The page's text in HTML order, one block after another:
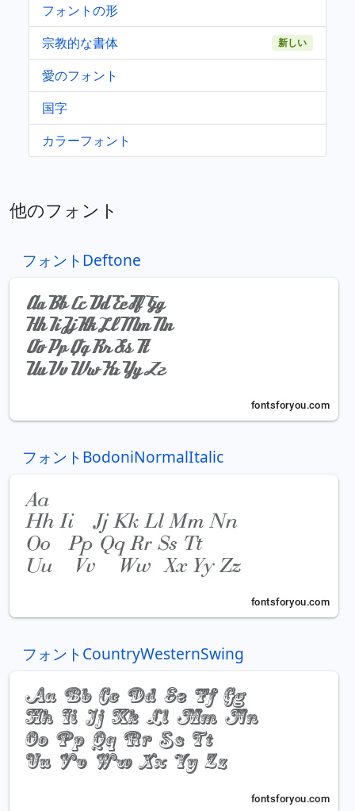
フォントの形
宗教的な書体
新しい
愛のフォント
国字
カラーフォント
他のフォント
フォントDeftone
フォントBodoniNormalItalic
フォントCountryWesternSwing